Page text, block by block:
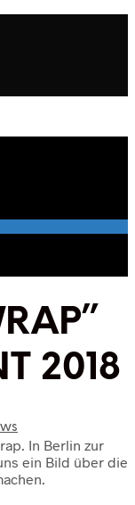
2018
In Berlin zur
ein Bild über die